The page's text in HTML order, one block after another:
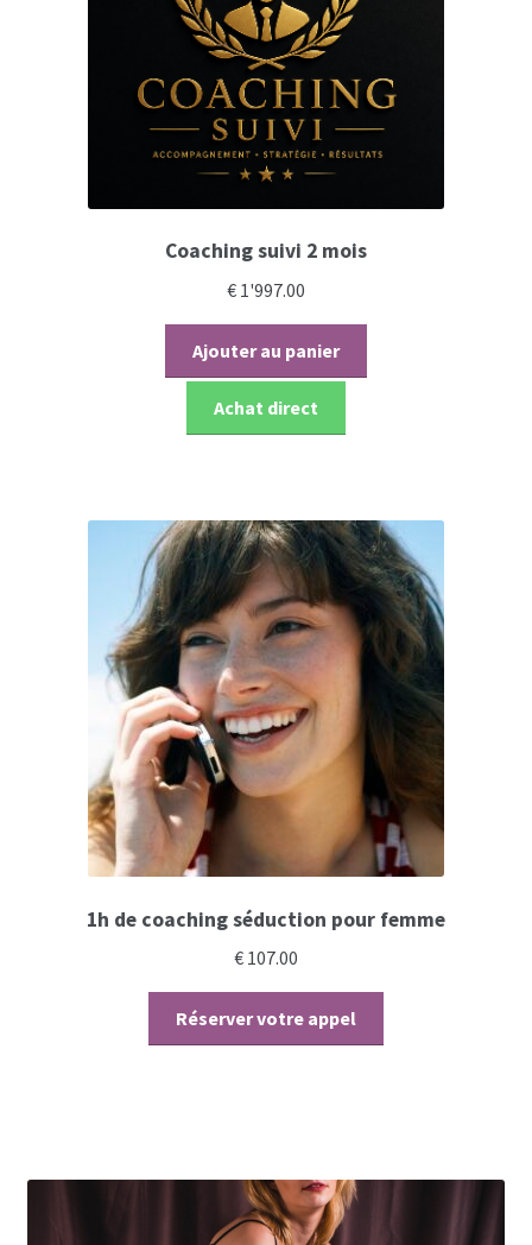
Coaching suivi 2 mois
€ 1'997.00
Ajouter au panier
Achat direct
1h de coaching séduction pour femme
€ 107.00
Réserver votre appel